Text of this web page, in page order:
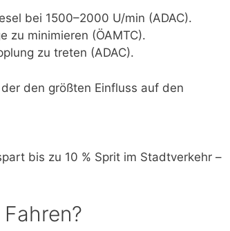
bei 1500–2000 U/min (ADAC).
zu minimieren (ÖAMTC).
zu treten (ADAC).
den größten Einfluss auf den
bis zu 10 % Sprit im Stadtverkehr –